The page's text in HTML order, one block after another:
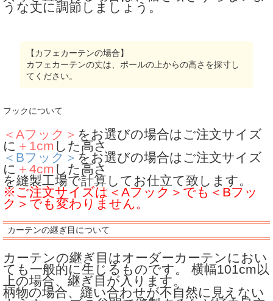
うな丈に調節しましょう。
【カフェカーテンの場合】
カフェカーテンの丈は、ポールの上からの高さを採寸し
てください。
フックについて
＜Aフック＞ をお選びの場合はご注文サイズ
に ＋1cm した高さ
＜Bフック＞ をお選びの場合はご注文サイズ
に ＋4cm した高さ
を縫製工場で計算してお仕立て致します。
※ご注文サイズは＜Aフック＞でも＜Bフッ
ク＞でも変わりません。
カーテンの継ぎ目について
カーテンの継ぎ目はオーダーカーテンにおい
ても一般的に生じるものです。
横幅101cm以
上の場合、継ぎ目が入ります。
柄物の場合、縫い合わせが不自然に見えない